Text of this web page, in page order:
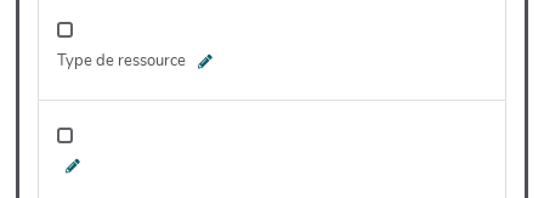
Type de ressource